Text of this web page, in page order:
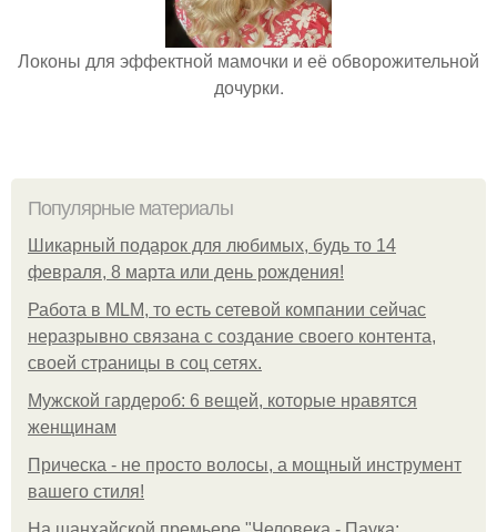
Локоны для эффектной мамочки и её обворожительной
дочурки.
Популярные материалы
Шикарный подарок для любимых, будь то 14
февраля, 8 марта или день рождения!
Работа в MLM, то есть сетевой компании сейчас
неразрывно связана с создание своего контента,
своей страницы в соц сетях.
Мужской гардероб: 6 вещей, которые нравятся
женщинам
Прическа - не просто волосы, а мощный инструмент
вашего стиля!